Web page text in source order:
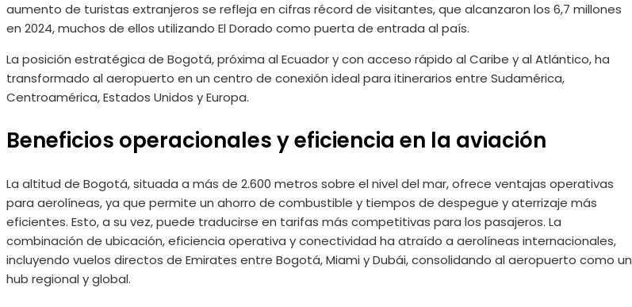
aumento de turistas extranjeros se refleja en cifras récord de visitantes, que alcanzaron los 6,7 millones
en 2024, muchos de ellos utilizando El Dorado como puerta de entrada al país.
La posición estratégica de Bogotá, próxima al Ecuador y con acceso rápido al Caribe y al Atlántico, ha
transformado al aeropuerto en un centro de conexión ideal para itinerarios entre Sudamérica,
Centroamérica, Estados Unidos y Europa.
Beneficios operacionales y eficiencia en la aviación
La altitud de Bogotá, situada a más de 2.600 metros sobre el nivel del mar, ofrece ventajas operativas
para aerolíneas, ya que permite un ahorro de combustible y tiempos de despegue y aterrizaje más
eficientes. Esto, a su vez, puede traducirse en tarifas más competitivas para los pasajeros. La
combinación de ubicación, eficiencia operativa y conectividad ha atraído a aerolíneas internacionales,
incluyendo vuelos directos de Emirates entre Bogotá, Miami y Dubái, consolidando al aeropuerto como un
hub regional y global.